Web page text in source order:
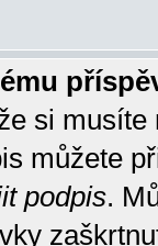
si
můžete
podpis.